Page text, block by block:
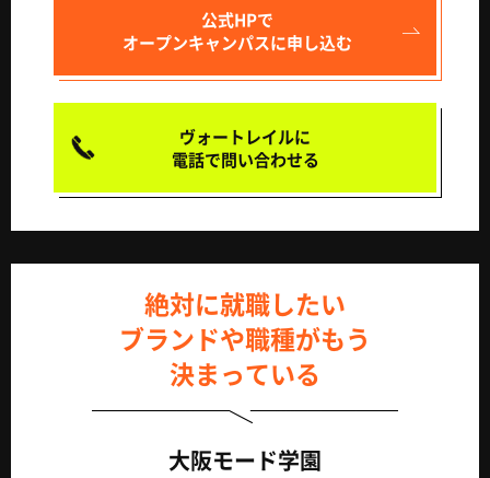
公式HPで
オープンキャンパスに申し込む
ヴォートレイルに
電話で問い合わせる
絶対に就職したい
ブランドや職種がもう
決まっている
大阪モード学園